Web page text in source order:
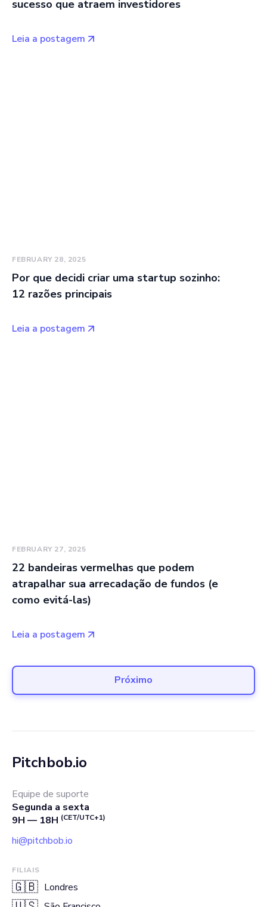
sucesso que atraem investidores
Leia a postagem
FEBRUARY 28, 2025
Por que decidi criar uma startup sozinho:
12 razões principais
Leia a postagem
FEBRUARY 27, 2025
22 bandeiras vermelhas que podem
atrapalhar sua arrecadação de fundos (e
como evitá-las)
Leia a postagem
Próximo
Pitchbob.io
Equipe de suporte
Segunda a sexta
9H — 18H (CET/UTC+1)
hi@pitchbob.io
FILIAIS
🇬🇧 Londres